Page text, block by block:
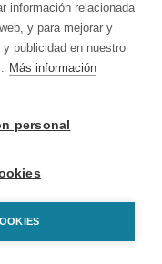
información relacionada
y para mejorar y
publicidad en nuestro
Más información
personal